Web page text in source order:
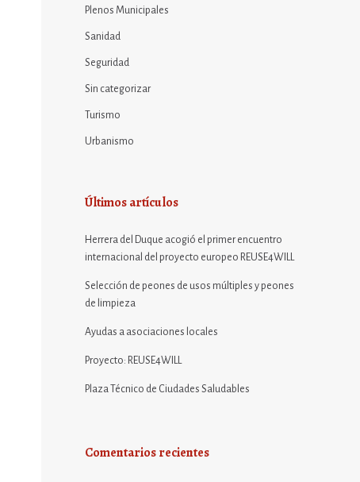
Plenos Municipales
Sanidad
Seguridad
Sin categorizar
Turismo
Urbanismo
Últimos artículos
Herrera del Duque acogió el primer encuentro
internacional del proyecto europeo REUSE4WILL
Selección de peones de usos múltiples y peones
de limpieza
Ayudas a asociaciones locales
Proyecto: REUSE4WILL
Plaza Técnico de Ciudades Saludables
Comentarios recientes